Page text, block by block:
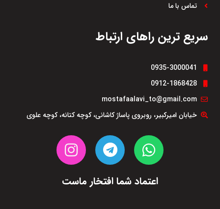
تماس با ما
سریع ترین راهای ارتباط
0935-3000041
0912-1868428
mostafaalavi_to@gmail.com
خیابان امیرکبیر، روبروی پاساژ کاشانی، کوچه کتانه، کوچه علوی
اعتماد شما افتخار ماست